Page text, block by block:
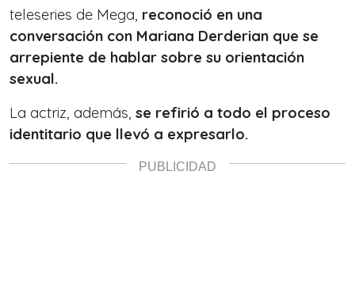
teleseries de Mega, reconoció en una
conversación con Mariana Derderian que se
arrepiente de hablar sobre su orientación
sexual.
La actriz, además, se refirió a todo el proceso
identitario que llevó a expresarlo.